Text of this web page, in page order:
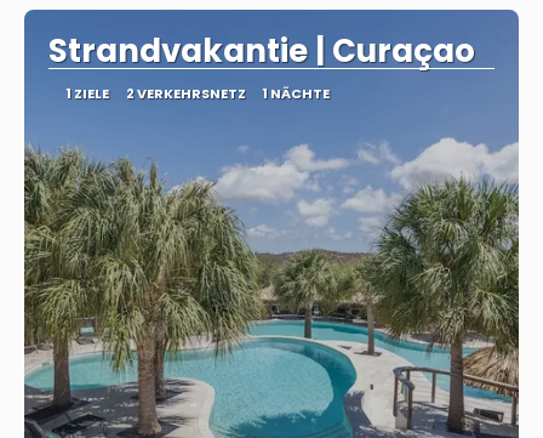
Strandvakantie | Curaçao
1 ZIELE 2 VERKEHRSNETZ 1 NÄCHTE